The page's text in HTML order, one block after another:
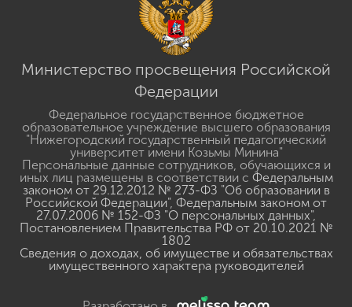
Министерство просвещения Российской
Федерации
Федеральное государственное бюджетное
образовательное учреждение высшего образования
"Нижегородский государственный педагогический
университет имени Козьмы Минина"
Персональные данные сотрудников, обучающихся и
иных лиц размещены в соответствии с Федеральным
законом от 29.12.2012 № 273-ФЗ "Об образовании в
Российской Федерации", Федеральным законом от
27.07.2006 № 152-ФЗ "О персональных данных",
Постановлением Правительства РФ от 20.10.2021 №
1802
Сведения о доходах, об имуществе и обязательствах
имущественного характера руководителей